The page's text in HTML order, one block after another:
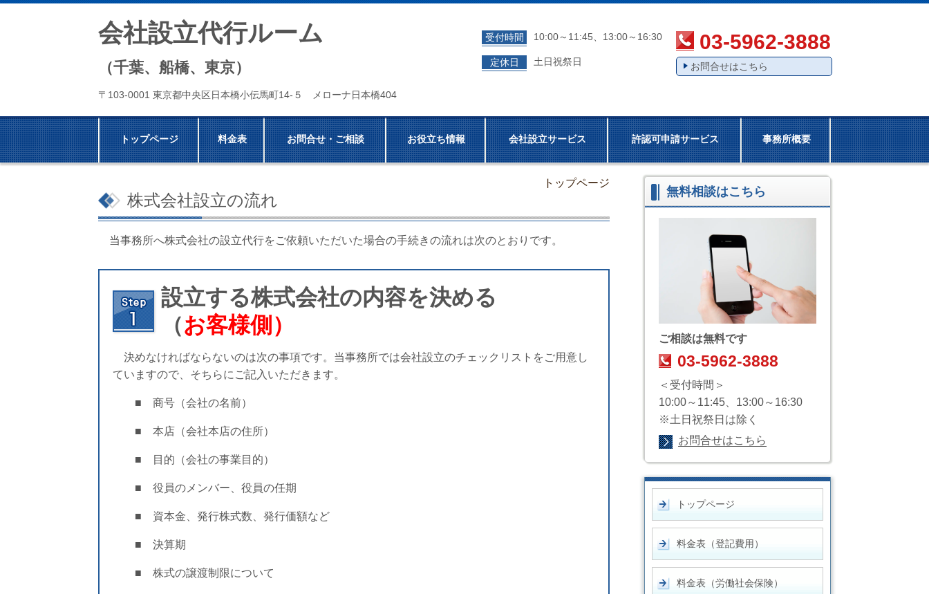
会社設立代行ルーム
（千葉、船橋、東京）
〒103-0001 東京都中央区日本橋小伝馬町14-５ メローナ日本橋404
受付時間 10:00～11:45、13:00～16:30
定休日 土日祝祭日
03-5962-3888
お問合せはこちら
トップページ 料金表 お問合せ・ご相談 お役立ち情報 会社設立サービス 許認可申請サービス 事務所概要
トップページ
株式会社設立の流れ
当事務所へ株式会社の設立代行をご依頼いただいた場合の手続きの流れは次のとおりです。
設立する株式会社の内容を決める
（お客様側）
決めなければならないのは次の事項です。当事務所では会社設立のチェックリストをご用意し
ていますので、そちらにご記入いただきます。
■ 商号（会社の名前）
■ 本店（会社本店の住所）
■ 目的（会社の事業目的）
■ 役員のメンバー、役員の任期
■ 資本金、発行株式数、発行価額など
■ 決算期
■ 株式の譲渡制限について
無料相談はこちら
ご相談は無料です
03-5962-3888
＜受付時間＞
10:00～11:45、13:00～16:30
※土日祝祭日は除く
お問合せはこちら
トップページ
料金表（登記費用）
料金表（労働社会保険）